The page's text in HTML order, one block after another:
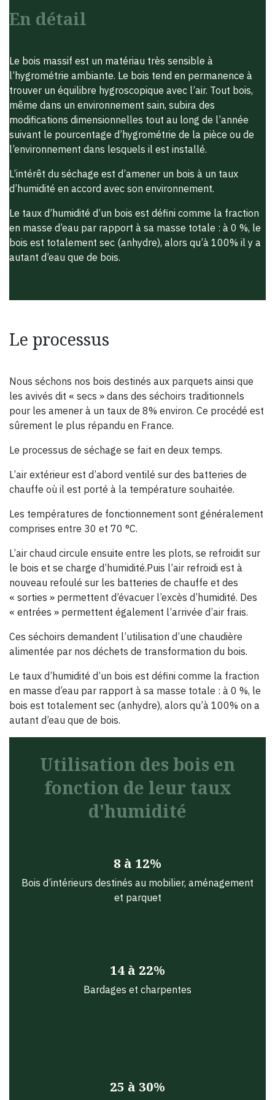
En détail
Le bois massif est un matériau très sensible à
l’hygrométrie ambiante. Le bois tend en permanence à
trouver un équilibre hygroscopique avec l’air. Tout bois,
même dans un environnement sain, subira des
modifications dimensionnelles tout au long de l’année
suivant le pourcentage d’hygrométrie de la pièce ou de
l’environnement dans lesquels il est installé.
L’intérêt du séchage est d’amener un bois à un taux
d’humidité en accord avec son environnement.
Le taux d’humidité d’un bois est défini comme la fraction
en masse d’eau par rapport à sa masse totale : à 0 %, le
bois est totalement sec (anhydre), alors qu’à 100% il y a
autant d’eau que de bois.
Le processus
Nous séchons nos bois destinés aux parquets ainsi que
les avivés dit « secs » dans des séchoirs traditionnels
pour les amener à un taux de 8% environ. Ce procédé est
sûrement le plus répandu en France.
Le processus de séchage se fait en deux temps.
L’air extérieur est d’abord ventilé sur des batteries de
chauffe où il est porté à la température souhaitée.
Les températures de fonctionnement sont généralement
comprises entre 30 et 70 °C.
L’air chaud circule ensuite entre les plots, se refroidit sur
le bois et se charge d’humidité.Puis l’air refroidi est à
nouveau refoulé sur les batteries de chauffe et des
« sorties » permettent d’évacuer l’excès d’humidité. Des
« entrées » permettent également l’arrivée d’air frais.
Ces séchoirs demandent l’utilisation d’une chaudière
alimentée par nos déchets de transformation du bois.
Le taux d’humidité d’un bois est défini comme la fraction
en masse d’eau par rapport à sa masse totale : à 0 %, le
bois est totalement sec (anhydre), alors qu’à 100% on a
autant d’eau que de bois.
Utilisation des bois en
fonction de leur taux
d'humidité
8 à 12%
Bois d’intérieurs destinés au mobilier, aménagement
et parquet
14 à 22%
Bardages et charpentes
25 à 30%